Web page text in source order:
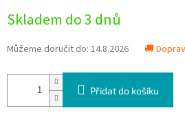
cena:
Skladem do 3 dnů
Můžeme doručit do: 14.8.2026 🚚
Přidat do košíku